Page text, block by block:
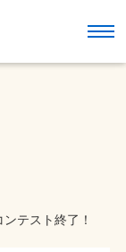
テスト終了！